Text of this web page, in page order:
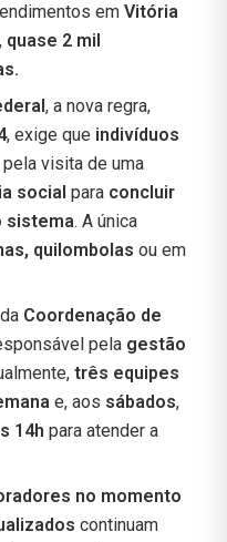
em Vitória
quase 2 mil
, a nova regra,
, exige que indivíduos
visita de uma
social para concluir
sistema. A única
quilombolas ou em
Coordenação de
pela gestão
três equipes
e, aos sábados,
14h para atender a
no momento
continuam